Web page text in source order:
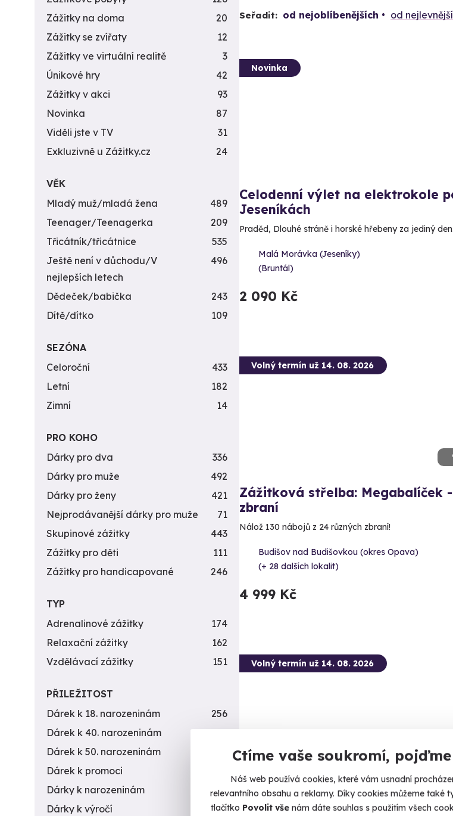
Ctíme vaše soukromí,
Náš web používá cookies, které vám usnadní
relevantního obsahu a reklamy. Díky cookies můžeme také
tlačítko Povolit vše nám dáte souhlas s použitím všech
Seřadit: od nejoblíbenějších od
Novinka
Celodenní výlet na elektrokole
Jeseníkách
Praděd, Dlouhé stráně i horské hřebeny za jediný den.
Malá Morávka (Jeseníky)
(Bruntál)
2 090 Kč
Volný termín už 14. 08. 2026
Zážitková střelba: Megabalíček
zbraní
Nálož 130 nábojů z 24 různých zbraní!
Budišov nad Budišovkou (okres Opava)
(+ 28 dalších lokalit)
4 999 Kč
Volný termín už 14. 08. 2026
Zážitková střelba: Speciální
10 zbraní
Zážitky na doma
20
Zážitky se zvířaty
12
Zážitky ve virtuální realitě
3
Únikové hry
42
Zážitky v akci
93
Novinka
87
Viděli jste v TV
31
Exkluzivně u Zážitky.cz
24
VĚK
Mladý muž/mladá žena
489
Teenager/Teenagerka
209
Třicátník/třicátnice
535
Ještě není v důchodu/V
nejlepších letech
496
Dědeček/babička
243
Dítě/dítko
109
SEZÓNA
Celoroční
433
Letní
182
Zimní
14
PRO KOHO
Dárky pro dva
336
Dárky pro muže
492
Dárky pro ženy
421
Nejprodávanější dárky pro muže
71
Skupinové zážitky
443
Zážitky pro děti
111
Zážitky pro handicapované
246
TYP
Adrenalinové zážitky
174
Relaxační zážitky
162
Vzdělávací zážitky
151
PŘILEŽITOST
Dárek k 18. narozeninám
256
Dárek k 40. narozeninám
453
Dárek k 50. narozeninám
Dárek k promoci
Dárky k narozeninám
551
Dárky k výročí
294